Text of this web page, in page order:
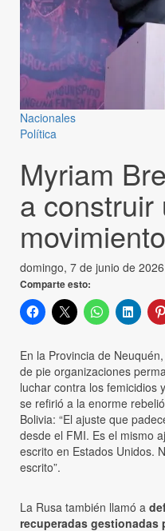
Nacionales
Política
Myriam
a construir
domingo, 7 de junio de 2026
Comparte esto:
En la Provincia de Neuquén,
de pie organizaciones
luchar contra los femicidios
se refirió a la enorme
Bolivia: “El ajuste que
desde el FMI. Es el mismo
escrito en Estados Unidos.
escrito”.
La Rusa también llamó a
recuperadas gestionadas